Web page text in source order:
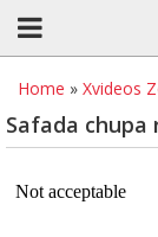
Home » Xvideos
Safada chupa